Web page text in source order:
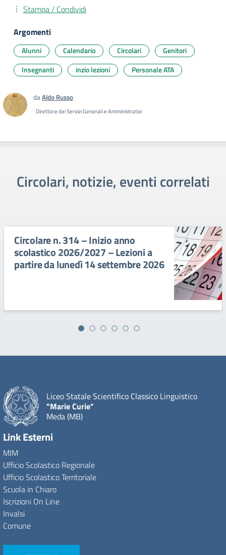
Stampa / Condividi
Argomenti
Alunni Calendario Circolari
Genitori
Insegnanti
inzio lezioni Personale ATA
daAldo Russo
Direttore dei Servizi Generali e Amministrativi
Circolari, notizie, eventi correlati
Circolare n. 314 – Inizio anno
scolastico 2026/2027 – Lezioni a
partire da lunedì 14 settembre 2026
Liceo Statale Scientifico Classico Linguistico
"Marie Curie"
Meda (MB)
Link Esterni
MIM
Ufficio Scolastico Regionale
Ufficio Scolastico Territoriale
Scuola in Chiaro
Iscrizioni On Line
Invalsi
Comune